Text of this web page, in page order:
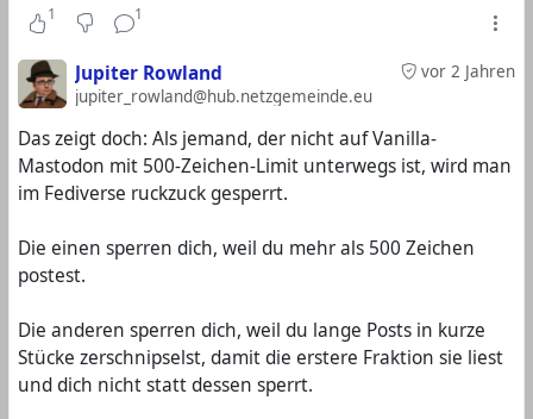
Wenn es länger wird, dann sehe ich das auch eher als
Form meiner persönlichen Höflichkeit, das, weil es mir
möglich ist, einzuklappen.
1 1
vor 2 Jahren
Jupiter Rowland
jupiter_rowland@hub.netzgemeinde.eu
Das zeigt doch: Als jemand, der nicht auf Vanilla-
Mastodon mit 500-Zeichen-Limit unterwegs ist, wird man
im Fediverse ruckzuck gesperrt.
Die einen sperren dich, weil du mehr als 500 Zeichen
postest.
Die anderen sperren dich, weil du lange Posts in kurze
Stücke zerschnipselst, damit die erstere Fraktion sie liest
und dich nicht statt dessen sperrt.